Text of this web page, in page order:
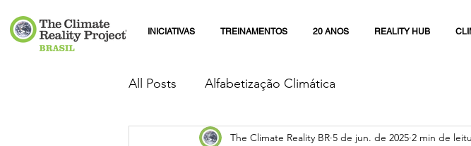
INICIATIVAS TREINAMENTOS 20 ANOS REALITY HUB
All Posts Alfabetização Climática
The Climate Reality BR 5 de jun. de 2025 2 min de